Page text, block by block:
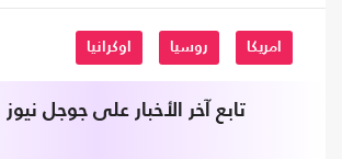
امريكا روسيا اوكرانيا
تابع آخر الأخبار على جوجل نيوز